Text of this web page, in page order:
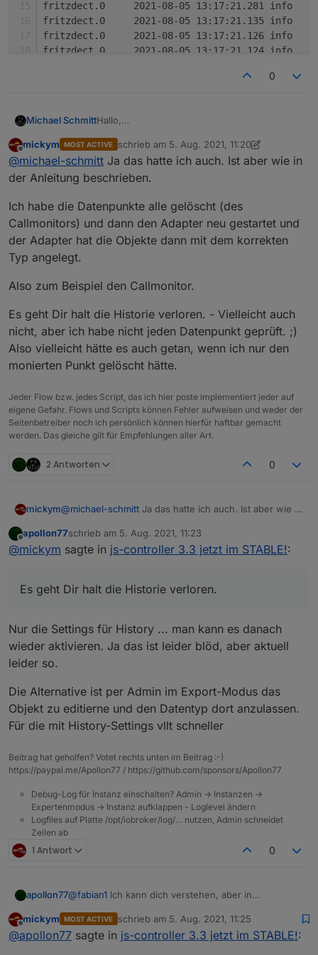
0
Michael SchmittHallo,
Offline
mickym MOST ACTIVE schrieb am 5. Aug. 2021, 11:20
zuletzt editiert von mickym8. Mai 2021, 13:23
@michael-schmitt Ja das hatte ich auch. Ist aber wie in
der Anleitung beschrieben.
Ich habe die Datenpunkte alle gelöscht (des
Callmonitors) und dann den Adapter neu gestartet und
der Adapter hat die Objekte dann mit dem korrekten
Typ angelegt.
Also zum Beispiel den Callmonitor.
Es geht Dir halt die Historie verloren. - Vielleicht auch
nicht, aber ich habe nicht jeden Datenpunkt geprüft. ;)
Also vielleicht hätte es auch getan, wenn ich nur den
monierten Punkt gelöscht hätte.
Jeder Flow bzw. jedes Script, das ich hier poste implementiert jeder auf
eigene Gefahr. Flows und Scripts können Fehler aufweisen und weder der
Seitenbetreiber noch ich persönlich können hierfür haftbar gemacht
werden. Das gleiche gilt für Empfehlungen aller Art.
2 Antworten 0
mickym@michael-schmitt Ja das hatte ich auch. Ist aber wie in
Ich habe die Datenpunkte alle gelöscht (des
Callmonitors) und dann den Adapter neu gestartet und
Es geht Dir halt die Historie verloren. - Vielleicht auch
monierten Punkt gelöscht hätte.
Offline
apollon77schrieb am 5. Aug. 2021, 11:23
zuletzt editiert von
@mickym sagte in js-controller 3.3 jetzt im STABLE!:
Es geht Dir halt die Historie verloren.
Nur die Settings für History ... man kann es danach
wieder aktivieren. Ja das ist leider blöd, aber aktuell
leider so.
Die Alternative ist per Admin im Export-Modus das
Objekt zu editierne und den Datentyp dort anzulassen.
Für die mit History-Settings vllt schneller
Beitrag hat geholfen? Votet rechts unten im Beitrag :-)
https://paypal.me/Apollon77 / https://github.com/sponsors/Apollon77
Debug-Log für Instanz einschalten? Admin -> Instanzen ->
Expertenmodus -> Instanz aufklappen - Loglevel ändern
Logfiles auf Platte /opt/iobroker/log/… nutzen, Admin schneidet
Zeilen ab
1 Antwort 0
apollon77@fabian1 Ich kann dich verstehen, aber in
haben jetzt ca. 3 Monate an den Adaptern gearbeitet
und dabei über 80 Adapter aktualisiert welche
Daher gab es auch eine Info-Adapter-Meldung dazu
und so weiter.
Offline
mickym MOST ACTIVE schrieb am 5. Aug. 2021, 11:25
zuletzt editiert von
@apollon77 sagte in js-controller 3.3 jetzt im STABLE!: